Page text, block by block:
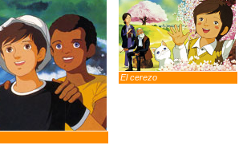
El cerezo